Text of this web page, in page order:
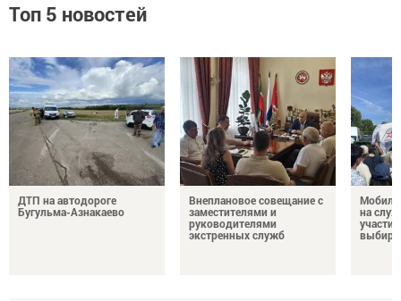
Топ 5 новостей
ДТП на автодороге
Бугульма-Азнакаево
Внеплановое совещание с
заместителями и
руководителями
экстренных служб
на